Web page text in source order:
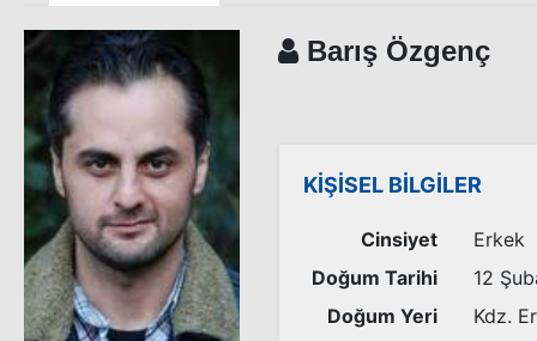
Barış Özgenç
KİŞİSEL BİLGİLER
Cinsiyet
Erkek
Doğum Tarihi
12
Doğum Yeri
Kdz.